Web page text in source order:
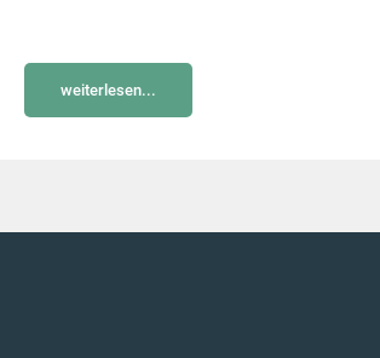
weiterlesen...